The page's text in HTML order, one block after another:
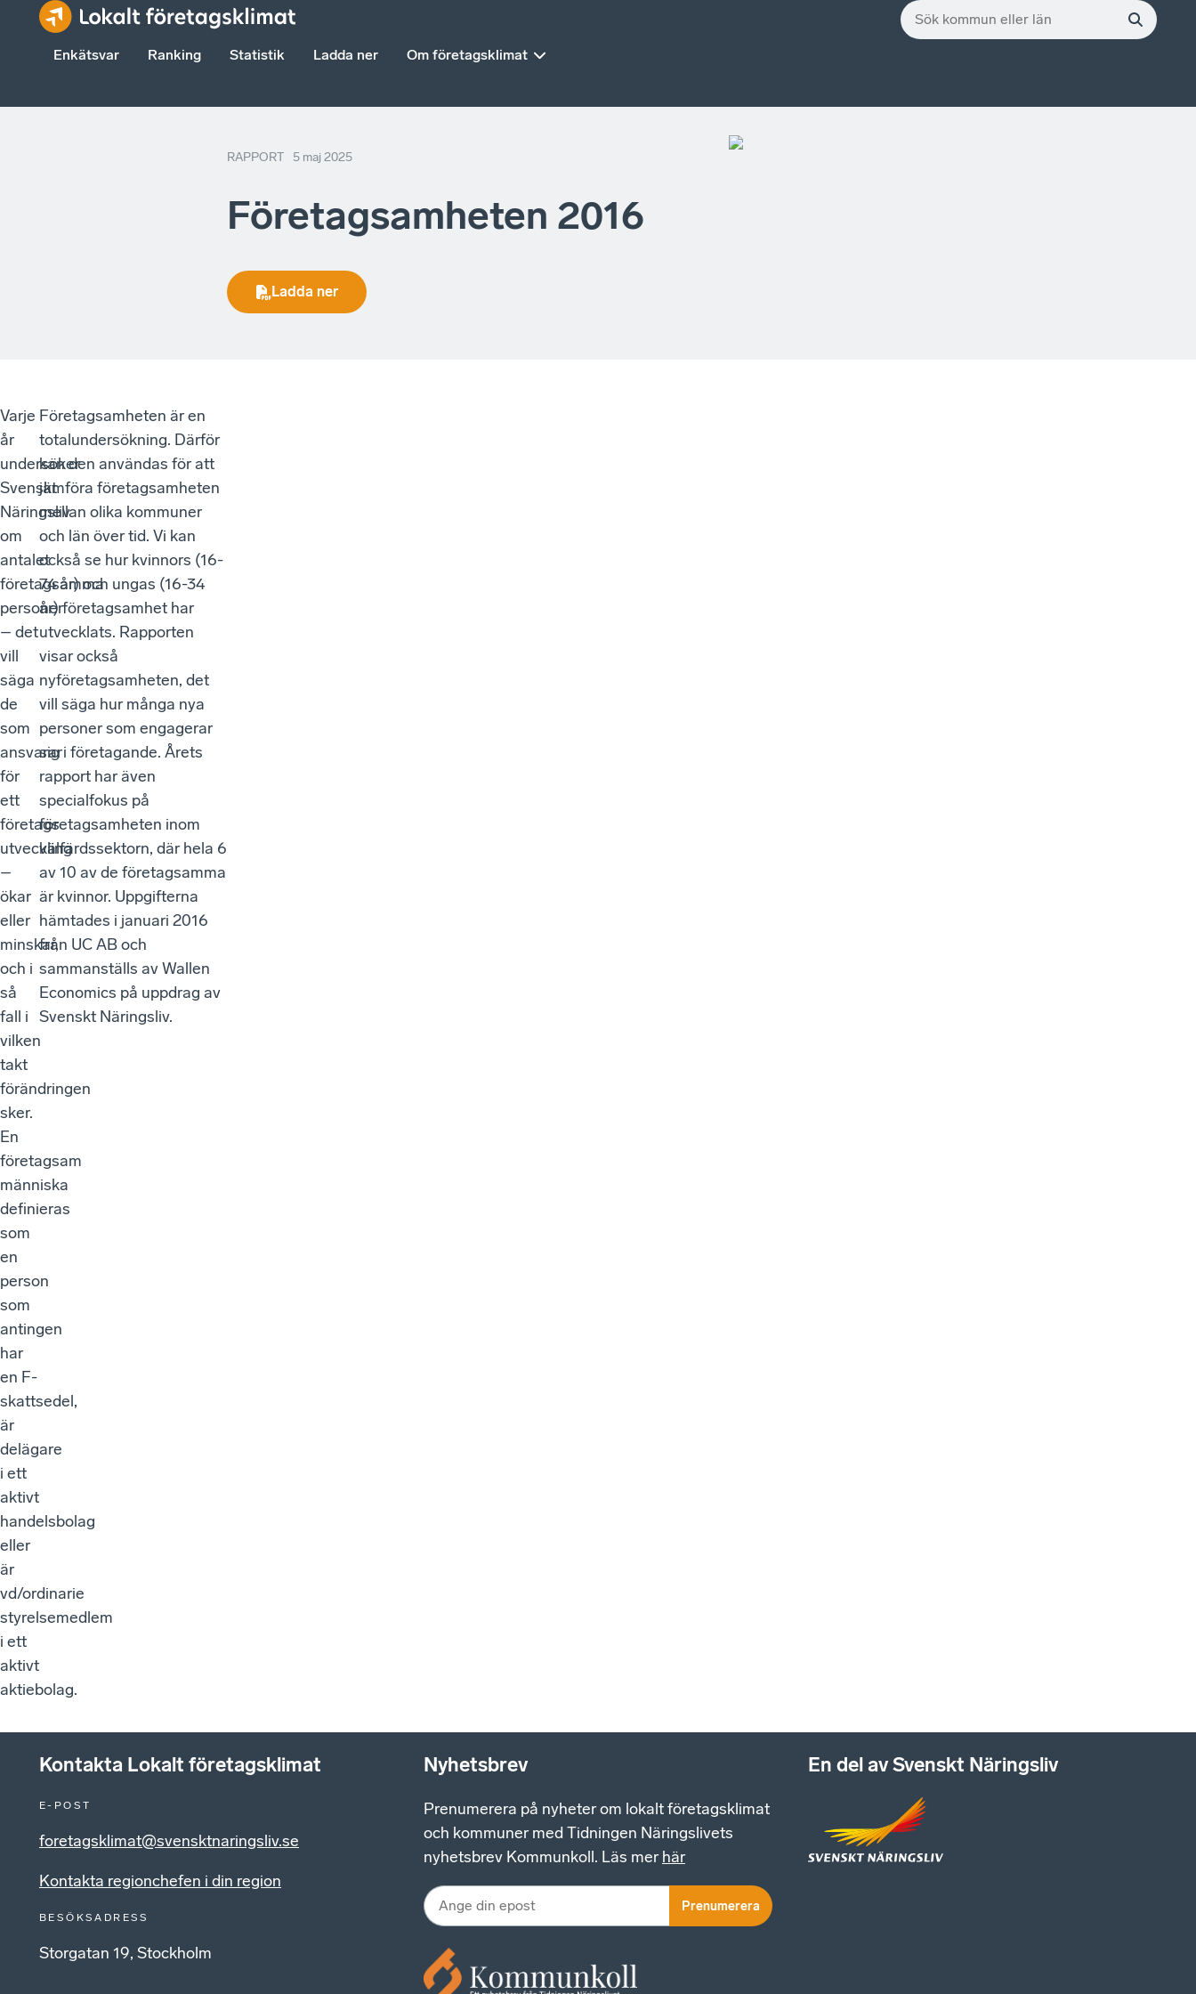
Enkätsvar Ranking Statistik Ladda ner Om företagsklimat
RAPPORT 5 maj 2025
Företagsamheten 2016
Ladda ner
Varje
år
undersöker
Svenskt
Näringsliv
om
antalet
företagsamma
personer
– det
vill
säga
de
som
ansvarar
för
ett
företags
utveckling
–
ökar
eller
minskar,
och i
så
fall i
vilken
takt
förändringen
sker.
En
företagsam
människa
definieras
som
en
person
som
antingen
har
en F-
skattsedel,
är
delägare
i ett
aktivt
handelsbolag
eller
är
vd/ordinarie
styrelsemedlem
i ett
aktivt
aktiebolag.
Företagsamheten är en
totalundersökning. Därför
kan den användas för att
jämföra företagsamheten
mellan olika kommuner
och län över tid. Vi kan
också se hur kvinnors (16-
74 år) och ungas (16-34
år) företagsamhet har
utvecklats. Rapporten
visar också
nyföretagsamheten, det
vill säga hur många nya
personer som engagerar
sig i företagande. Årets
rapport har även
specialfokus på
företagsamheten inom
välfärdssektorn, där hela 6
av 10 av de företagsamma
är kvinnor. Uppgifterna
hämtades i januari 2016
från UC AB och
sammanställs av Wallen
Economics på uppdrag av
Svenskt Näringsliv.
Kontakta Lokalt företagsklimat
E-POST
foretagsklimat@svensktnaringsliv.se
Kontakta regionchefen i din region
BESÖKSADRESS
Storgatan 19, Stockholm
Nyhetsbrev
Prenumerera på nyheter om lokalt företagsklimat
och kommuner med Tidningen Näringslivets
nyhetsbrev Kommunkoll. Läs mer här
Prenumerera
En del av Svenskt Näringsliv